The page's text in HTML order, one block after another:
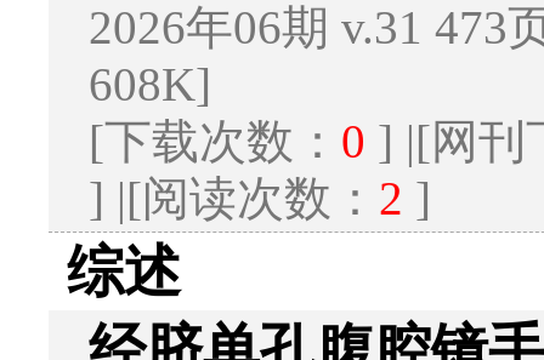
2026年06期 v.31 473
608K]
[下载次数： 0 ] |[网刊
] |[阅读次数： 2 ]
综述